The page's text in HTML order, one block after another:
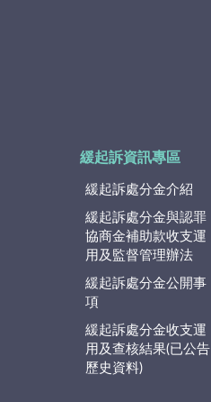
緩起訴資訊專區
緩起訴處分金介紹
緩起訴處分金與認罪
協商金補助款收支運
用及監督管理辦法
緩起訴處分金公開事
項
緩起訴處分金收支運
用及查核結果(已公告
歷史資料)